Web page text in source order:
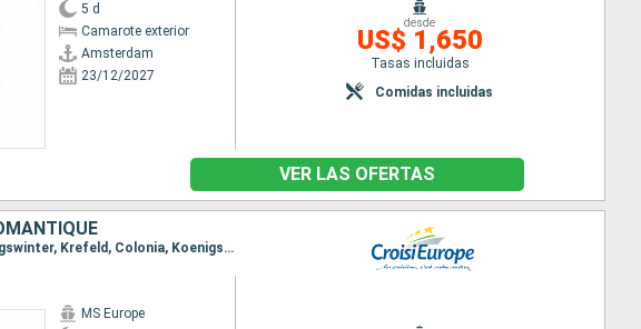
5 d
Camarote exterior
Amsterdam
23/12/2027
desde
US$ 1,650
Tasas incluidas
Comidas incluidas
VER LAS OFERTAS
Itinerario : Amsterdam, Nimegue, Krefeld, Nimegue, Krefeld, Colonia, Koenigswinter, Krefeld, Colonia, Koenigswinter, Rudesheim, Koenigswinter, Rudesheim, Mannheim, Rudesheim, Mannheim, Estrasburgo, Mannheim, Estrasburgo
MS Europe